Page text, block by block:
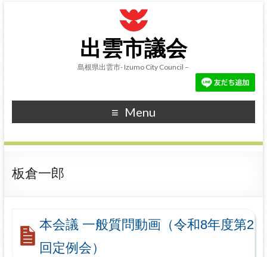
出雲市議会
島根県出雲市- Izumo City Council –
Menu
板倉一郎
本会議 一般質問動画（令和8年度第2
回定例会）